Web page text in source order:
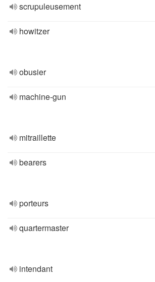
scrupuleusement
howitzer
obusier
machine-gun
mitraillette
bearers
porteurs
quartermaster
intendant